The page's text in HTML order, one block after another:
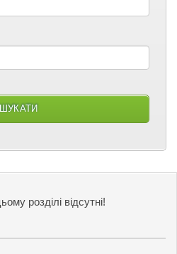
розділі відсутні!